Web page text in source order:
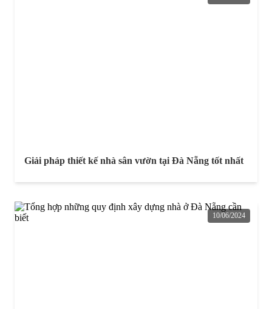
Giải pháp thiết kế nhà sân vườn tại Đà Nẵng tốt nhất
10/06/2024